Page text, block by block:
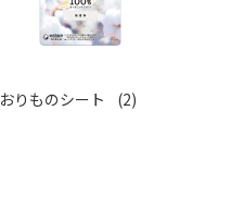
おりものシート (2)